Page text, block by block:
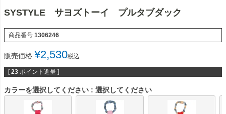
SYSTYLE サヨズトーイ プルタブダック
商品番号 1306246
販売価格 ¥2,530税込
[ 23 ポイント進呈 ]
カラーを選択してください 選択してください